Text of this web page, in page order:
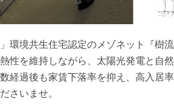
環境共生住宅認定のメゾネット『
性を維持しながら、太陽光発電と自
経過後も家賃下落率を抑え、高入居